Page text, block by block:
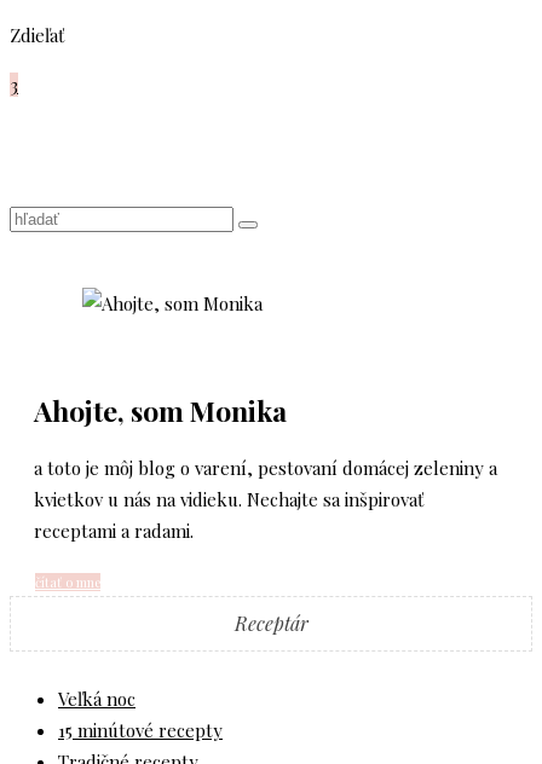
Zdieľať
3
Ahojte, som Monika
a toto je môj blog o varení, pestovaní domácej zeleniny a
kvietkov u nás na vidieku. Nechajte sa inšpirovať
receptami a radami.
čítať o mne
Receptár
Veľká noc
15 minútové recepty